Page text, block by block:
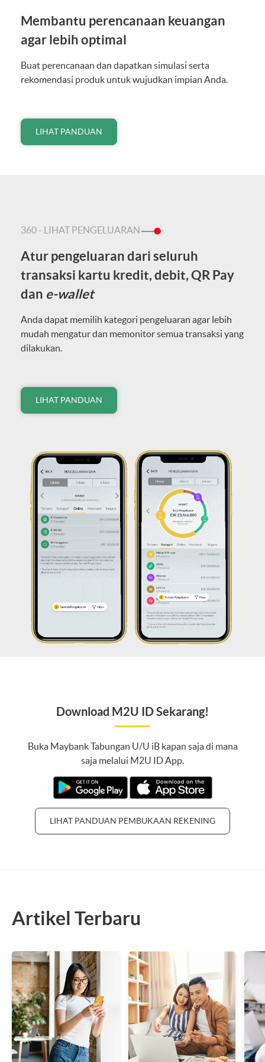
Membantu perencanaan keuangan
agar lebih optimal
Buat perencanaan dan dapatkan simulasi serta
rekomendasi produk untuk wujudkan impian Anda.
LIHAT PANDUAN
360 - LIHAT PENGELUARAN
Atur pengeluaran dari seluruh
transaksi kartu kredit, debit, QR Pay
dan e-wallet
Anda dapat memilih kategori pengeluaran agar lebih
mudah mengatur dan memonitor semua transaksi yang
dilakukan.
LIHAT PANDUAN
Download M2U ID Sekarang!
Buka Maybank Tabungan U/U iB kapan saja di mana
saja melalui M2U ID App.
LIHAT PANDUAN PEMBUKAAN REKENING
Artikel Terbaru